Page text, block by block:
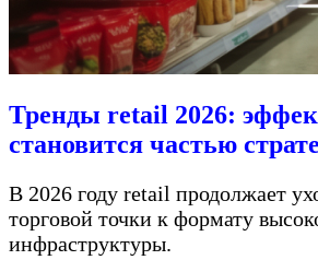
Тренды retail 2026:
становится частью
В 2026 году retail продолжает
торговой точки к формату
инфраструктуры.